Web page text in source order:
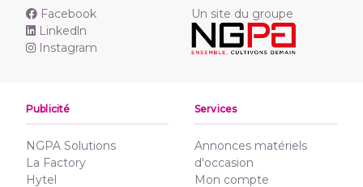
Facebook
Linkedln
Instagram
Un site du groupe
Publicité
NGPA Solutions
La Factory
Hytel
Services
Annonces matériels
d'occasion
Mon compte